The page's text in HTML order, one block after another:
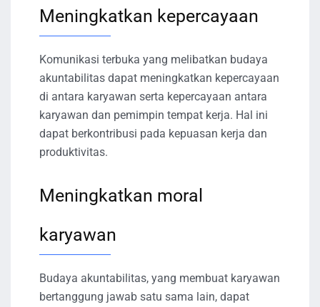
Meningkatkan kepercayaan
Komunikasi terbuka yang melibatkan budaya
akuntabilitas dapat meningkatkan kepercayaan
di antara karyawan serta kepercayaan antara
karyawan dan pemimpin tempat kerja. Hal ini
dapat berkontribusi pada kepuasan kerja dan
produktivitas.
Meningkatkan moral
karyawan
Budaya akuntabilitas, yang membuat karyawan
bertanggung jawab satu sama lain, dapat